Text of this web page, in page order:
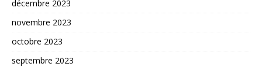
décembre 2023
novembre 2023
octobre 2023
septembre 2023